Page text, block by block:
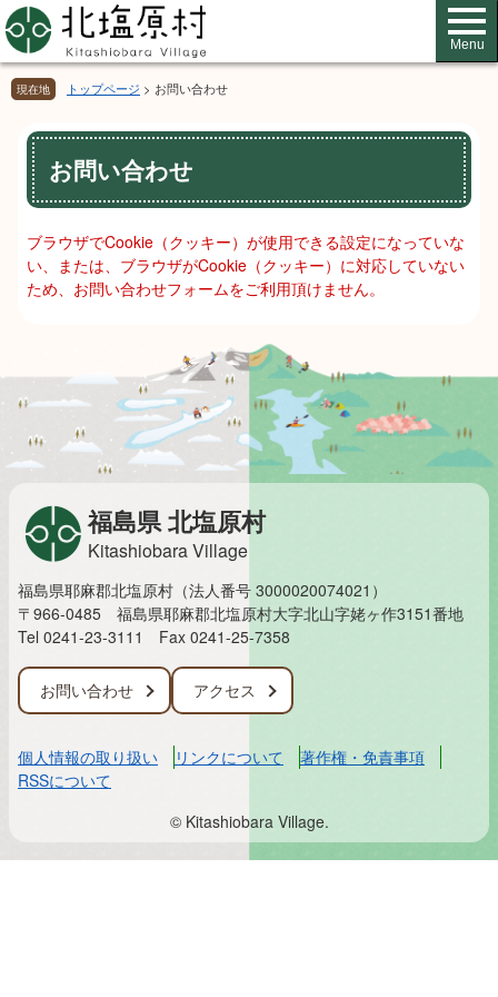
ペ
ー
ジ
の
先
メ
ニ
ュ
ー
を
Menu
現在地 トップページ > お問い合わせ
本
文
お問い合わせ
ブラウザでCookie（クッキー）が使用できる設定になっていな
い、または、ブラウザがCookie（クッキー）に対応していない
ため、お問い合わせフォームをご利用頂けません。
福島県 北塩原村
Kitashiobara Village
福島県耶麻郡北塩原村（法人番号 3000020074021）
〒966-0485 福島県耶麻郡北塩原村大字北山字姥ヶ作3151番地
Tel 0241-23-3111 Fax 0241-25-7358
お問い合わせ アクセス
個人情報の取り扱い リンクについて
著作権・免責事項
RSSについて
© Kitashiobara Village.